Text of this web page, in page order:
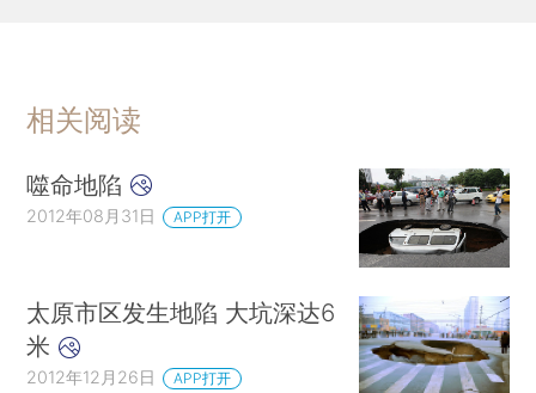
相关阅读
噬命地陷
2012年08月31日 APP打开
太原市区发生地陷 大坑深达6
米
2012年12月26日 APP打开